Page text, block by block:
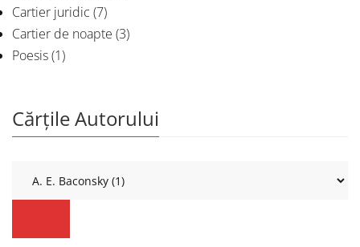
Cartier juridic (7)
Cartier de noapte (3)
Poesis(1)
Cărțile Autorului